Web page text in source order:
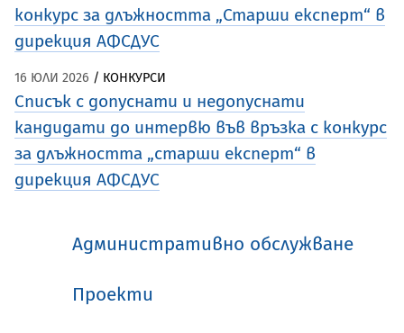
конкурс за длъжността „Старши експерт“ в
дирекция АФСДУС
16 ЮЛИ 2026 / КОНКУРСИ
Списък с допуснати и недопуснати
кандидати до интервю във връзка с конкурс
за длъжността „старши експерт“ в
дирекция АФСДУС
Административно обслужване
Проекти